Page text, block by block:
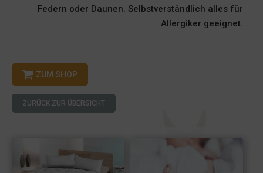
Federn oder Daunen. Selbstverständlich alles für
Allergiker geeignet.
ZUM SHOP
ZURÜCK ZUR ÜBERSICHT